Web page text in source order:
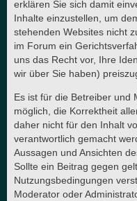
erklären Sie sich damit
Inhalte einzustellen, um
stehenden Websites nicht
im Forum ein
uns das Recht vor, Ihre
wir über Sie haben)
Es ist für die Betreiber und
möglich, die Korrektheit
daher nicht für den Inhalt
verantwortlich gemacht
Aussagen und Ansichten
Sollte ein Beitrag gegen
Nutzungsbedingungen
Moderator oder